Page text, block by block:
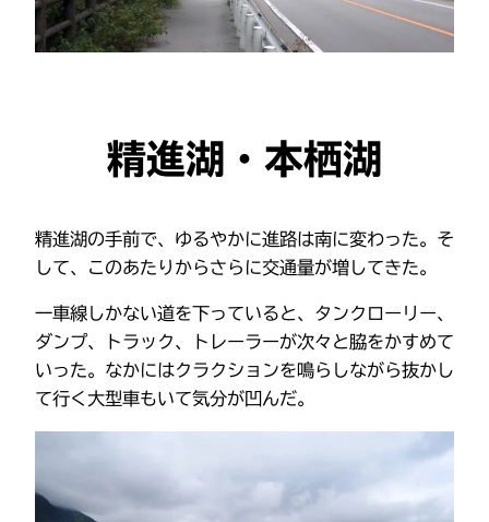
精進湖・本栖湖
精進湖の手前で、ゆるやかに進路は南に変わった。そ
して、このあたりからさらに交通量が増してきた。
一車線しかない道を下っていると、タンクローリー、
ダンプ、トラック、トレーラーが次々と脇をかすめて
いった。なかにはクラクションを鳴らしながら抜かし
て行く大型車もいて気分が凹んだ。